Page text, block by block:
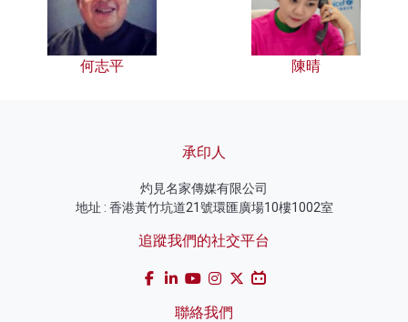
何志平 陳晴
承印人
灼見名家傳媒有限公司
地址 : 香港黃竹坑道21號環匯廣場10樓1002室
追蹤我們的社交平台
聯絡我們